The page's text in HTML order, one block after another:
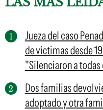
Jueza del caso
de víctimas desde
"Silenciaron a todas
Dos familias
adoptado y otra